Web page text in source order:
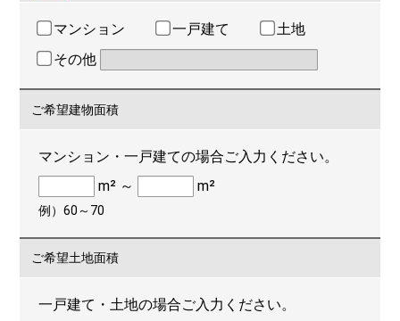
マンション 一戸建て
土地
その他
ご希望建物面積
マンション・一戸建ての場合ご入力ください。
m² ～
m²
例）60～70
ご希望土地面積
一戸建て・土地の場合ご入力ください。